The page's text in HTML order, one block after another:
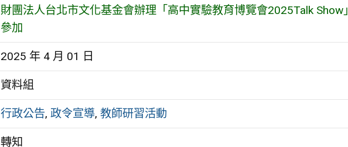
財團法人台北市文化基金會辦理「高中實驗教育博覽會2025Talk
參加
2025 年 4 月 01 日
資料組
行政公告, 政令宣導, 教師研習活動
轉知